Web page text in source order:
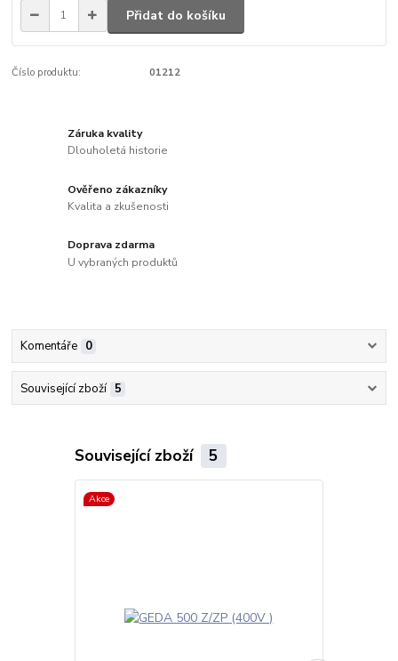
Přidat do košíku
Číslo produktu: 01212
Záruka kvality
Dlouholetá historie
Ověřeno zákazníky
Kvalita a zkušenosti
Doprava zdarma
U vybraných produktů
Komentáře 0
Související zboží 5
Související zboží 5
Akce